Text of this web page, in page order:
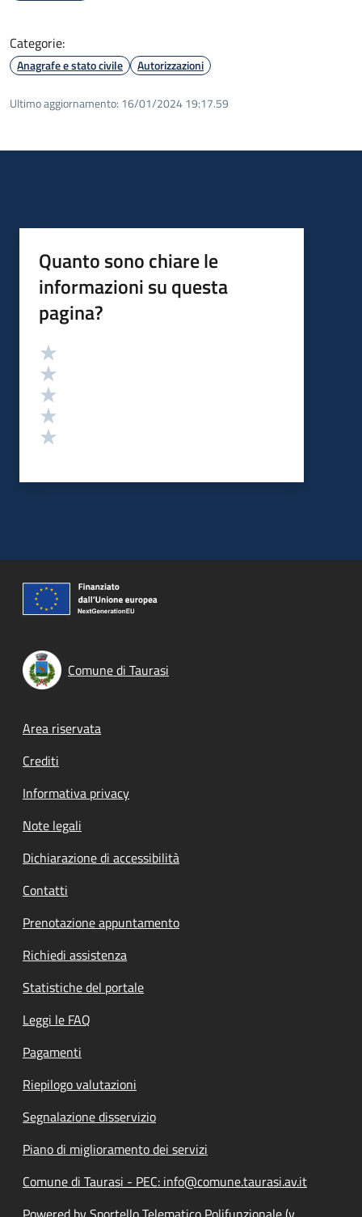
Categorie:
Anagrafe e stato civile Autorizzazioni
Ultimo aggiornamento: 16/01/2024 19:17.59
Quanto sono chiare le
informazioni su questa
pagina?
Valutazione
Comune di Taurasi
Footer menu
Area riservata
Crediti
Informativa privacy
Note legali
Dichiarazione di accessibilità
Contatti
Prenotazione appuntamento
Richiedi assistenza
Statistiche del portale
Leggi le FAQ
Pagamenti
Riepilogo valutazioni
Segnalazione disservizio
Piano di miglioramento dei servizi
Comune di Taurasi - PEC: info@comune.taurasi.av.it